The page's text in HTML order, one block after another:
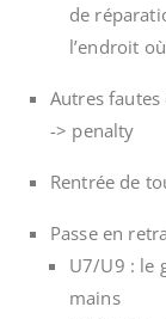
de
l’endroit
Autres
-> penalty
Rentrée de
Passe en
U7/U9 : le
mains